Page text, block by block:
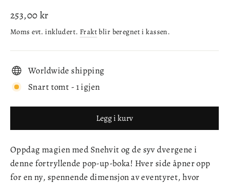
Ordinær
pris
253,00 kr
Moms evt. inkludert. Fraktblir beregnet i kassen.
Worldwide shipping
Snart tomt - 1 igjen
Legg i kurv
Oppdag magien med Snehvit og de syv dvergene i
denne fortryllende pop-up-boka! Hver side åpner opp
for en ny, spennende dimensjon av eventyret, hvor